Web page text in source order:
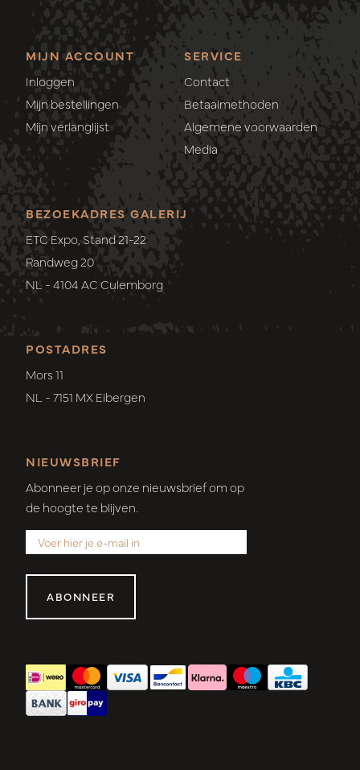
MIJN ACCOUNT
Inloggen
Mijn bestellingen
Mijn verlanglijst
SERVICE
Contact
Betaalmethoden
Algemene voorwaarden
Media
POSTADRES
Mors 11
NL - 7151 MX Eibergen
BEZOEKADRES GALERIJ
ETC Expo, Stand 21-22
Randweg 20
NL - 4104 AC Culemborg
NIEUWSBRIEF
Abonneer je op onze nieuwsbrief om op
de hoogte te blijven.
ABONNEER